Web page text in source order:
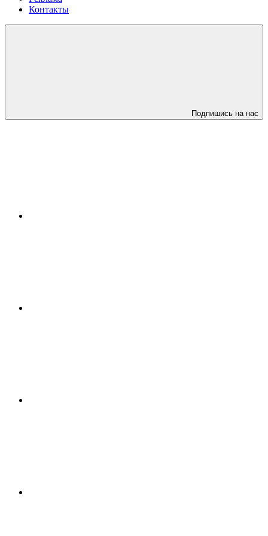
Контакты
Подпишись на нас